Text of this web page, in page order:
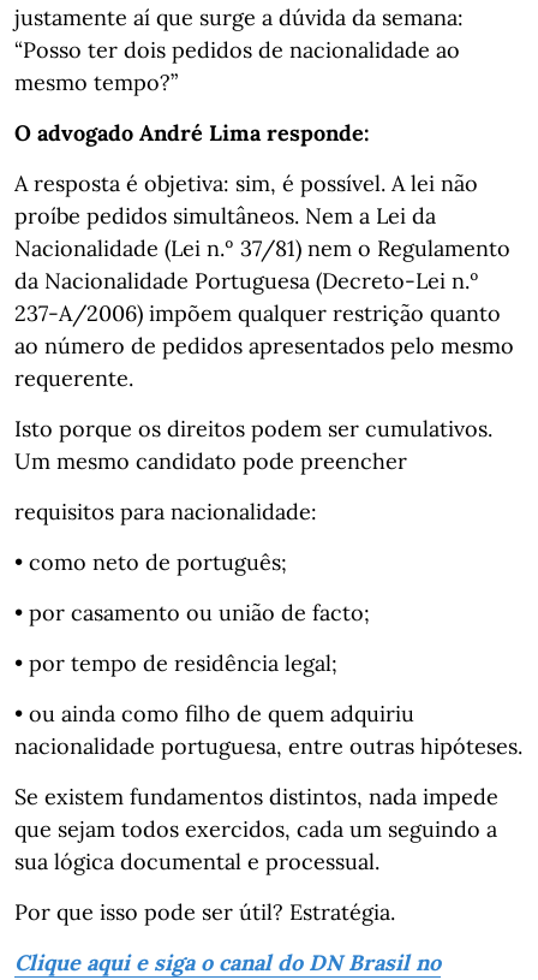
justamente aí que surge a dúvida da semana:
“Posso ter dois pedidos de nacionalidade ao
mesmo tempo?”
O advogado André Lima responde:
A resposta é objetiva: sim, é possível. A lei não
proíbe pedidos simultâneos. Nem a Lei da
Nacionalidade (Lei n.º 37/81) nem o Regulamento
da Nacionalidade Portuguesa (Decreto-Lei n.º
237-A/2006) impõem qualquer restrição quanto
ao número de pedidos apresentados pelo mesmo
requerente.
Isto porque os direitos podem ser cumulativos.
Um mesmo candidato pode preencher
requisitos para nacionalidade:
• como neto de português;
• por casamento ou união de facto;
• por tempo de residência legal;
• ou ainda como filho de quem adquiriu
nacionalidade portuguesa, entre outras hipóteses.
Se existem fundamentos distintos, nada impede
que sejam todos exercidos, cada um seguindo a
sua lógica documental e processual.
Por que isso pode ser útil? Estratégia.
Clique aqui e siga o canal do DN Brasil no